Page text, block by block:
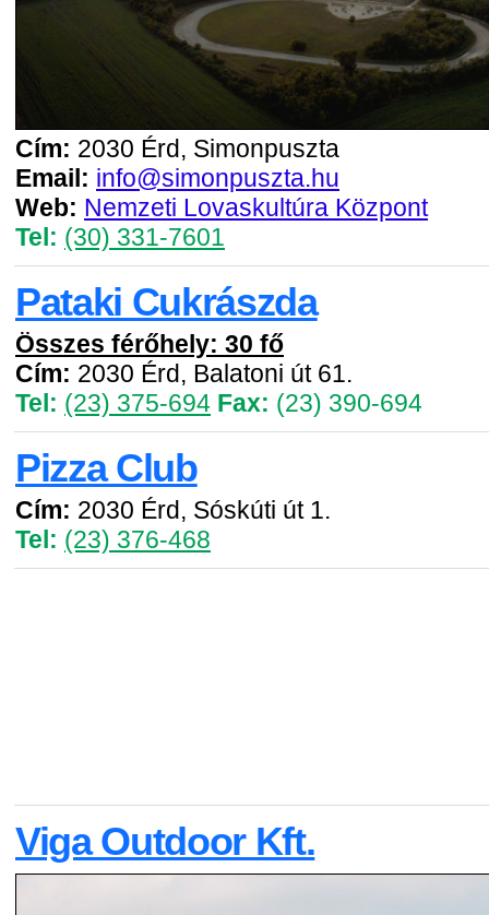
Cím: 2030 Érd, Simonpuszta
Email: info@simonpuszta.hu
Web: Nemzeti Lovaskultúra Központ
Tel: (30) 331-7601
Pataki Cukrászda
Összes férőhely: 30 fő
Cím: 2030 Érd, Balatoni út 61.
Tel: (23) 375-694 Fax: (23) 390-694
Pizza Club
Cím: 2030 Érd, Sóskúti út 1.
Tel: (23) 376-468
Viga Outdoor Kft.